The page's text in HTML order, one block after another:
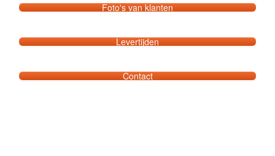
Foto's van klanten
Levertijden
Contact